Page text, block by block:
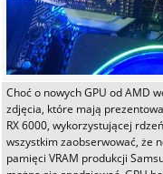
Choć o nowych GPU od AMD
zdjęcia, które mają
RX 6000, wykorzystującej
wszystkim zaobserwować, że
pamięci VRAM produkcji